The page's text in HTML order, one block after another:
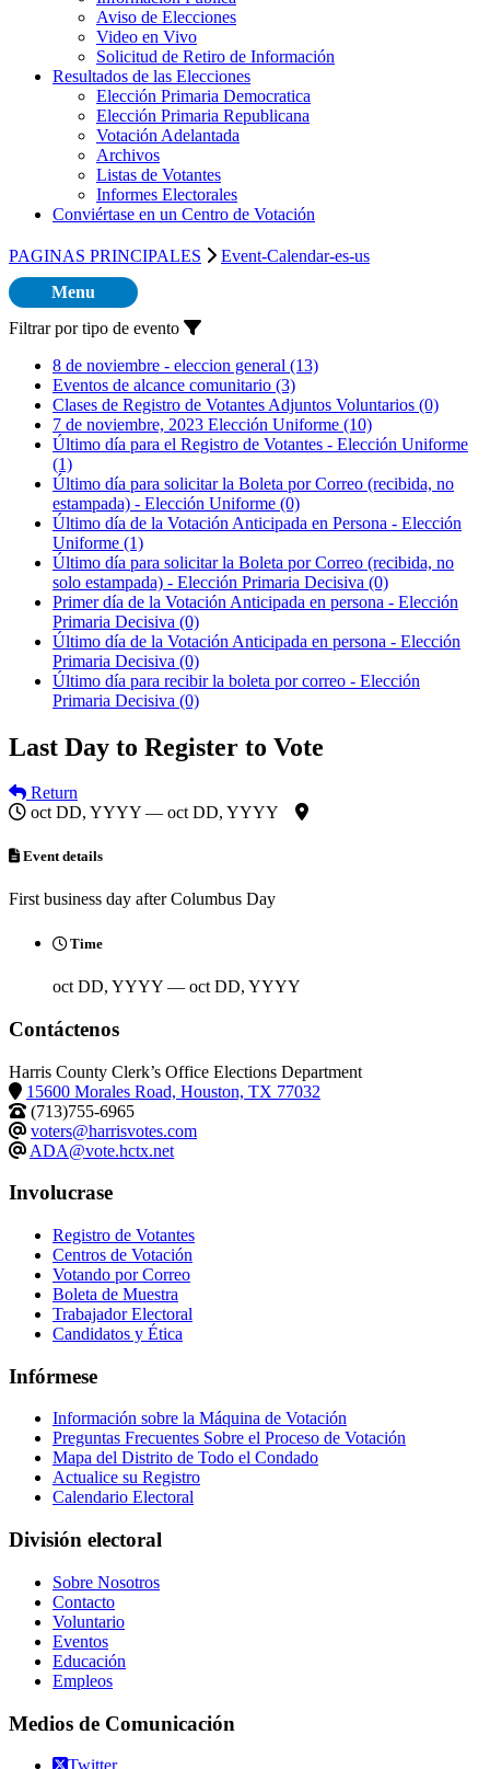
Aviso de Elecciones
Video en Vivo
Solicitud de Retiro de Información
Resultados de las Elecciones
Elección Primaria Democratica
Elección Primaria Republicana
Votación Adelantada
Archivos
Listas de Votantes
Informes Electorales
Conviértase en un Centro de Votación
PAGINAS PRINCIPALES
Event-Calendar-es-us
Menu
Filtrar por tipo de evento
8 de noviembre - eleccion general (13)
Eventos de alcance comunitario (3)
Clases de Registro de Votantes Adjuntos Voluntarios (0)
7 de noviembre, 2023 Elección Uniforme (10)
Último día para el Registro de Votantes - Elección Uniforme
(1)
Último día para solicitar la Boleta por Correo (recibida, no
estampada) - Elección Uniforme (0)
Último día de la Votación Anticipada en Persona - Elección
Uniforme (1)
Último día para solicitar la Boleta por Correo (recibida, no
solo estampada) - Elección Primaria Decisiva (0)
Primer día de la Votación Anticipada en persona - Elección
Primaria Decisiva (0)
Último día de la Votación Anticipada en persona - Elección
Primaria Decisiva (0)
Último día para recibir la boleta por correo - Elección
Primaria Decisiva (0)
Last Day to Register to Vote
Return
oct DD, YYYY — oct DD, YYYY
Event details
First business day after Columbus Day
Time
oct DD, YYYY — oct DD, YYYY
Contáctenos
Harris County Clerk’s Office Elections Department
15600 Morales Road, Houston, TX 77032
(713)755-6965
voters@harrisvotes.com
ADA@vote.hctx.net
Involucrase
Registro de Votantes
Centros de Votación
Votando por Correo
Boleta de Muestra
Trabajador Electoral
Candidatos y Ética
Infórmese
Información sobre la Máquina de Votación
Preguntas Frecuentes Sobre el Proceso de Votación
Mapa del Distrito de Todo el Condado
Actualice su Registro
Calendario Electoral
División electoral
Sobre Nosotros
Contacto
Voluntario
Eventos
Educación
Empleos
Medios de Comunicación